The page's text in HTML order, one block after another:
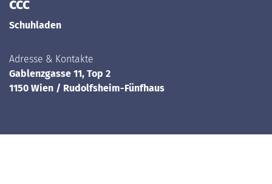
ccc
Schuhladen
Adresse & Kontakte
Gablenzgasse 11, Top 2
1150 Wien / Rudolfsheim-Fünfhaus